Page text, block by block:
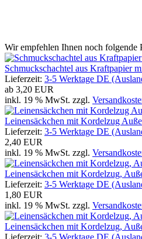
Wir empfehlen Ihnen noch folgende
Schmuckschachtel aus Kraftpapier
Lieferzeit: 3-5 Werktage DE
ab 3,20 EUR
inkl. 19 % MwSt. zzgl.
Leinensäckchen mit Kordelzug
Lieferzeit: 3-5 Werktage DE
2,40 EUR
inkl. 19 % MwSt. zzgl.
Leinensäckchen mit Kordelzug,
Lieferzeit: 3-5 Werktage DE
1,80 EUR
inkl. 19 % MwSt. zzgl.
Leinensäckchen mit Kordelzug,
Lieferzeit: 3-5 Werktage DE